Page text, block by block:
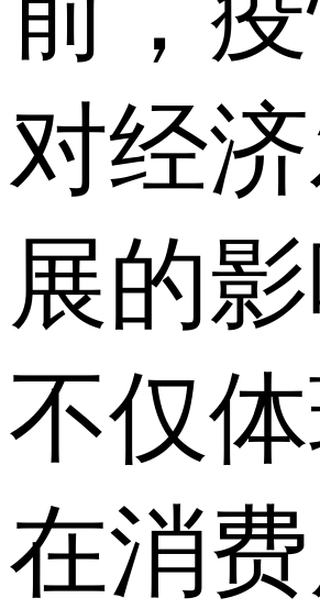
对经
展的
不仅
在消